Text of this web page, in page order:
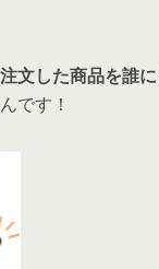
注文した商品を誰
です！